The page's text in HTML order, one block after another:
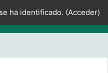
ha identificado. (Acceder)